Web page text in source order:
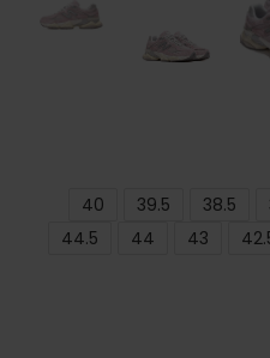
38.5
39.5
40
43
44
44.5